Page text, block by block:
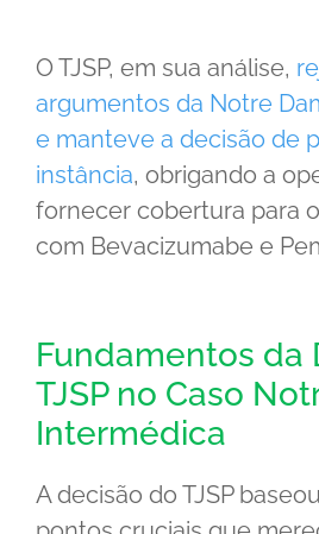
O TJSP, em sua análise,
argumentos da Notre
e manteve a decisão de
instância, obrigando a
fornecer cobertura para
com Bevacizumabe e
Fundamentos da
TJSP no Caso
Intermédica
A decisão do TJSP